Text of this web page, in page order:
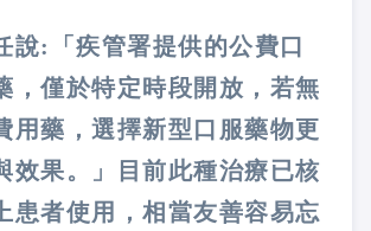
說:「疾管署提供的公費口
，僅於特定時段開放，若無
用藥，選擇新型口服藥物更
效果。」目前此種治療已核
患者使用，相當友善容易忘